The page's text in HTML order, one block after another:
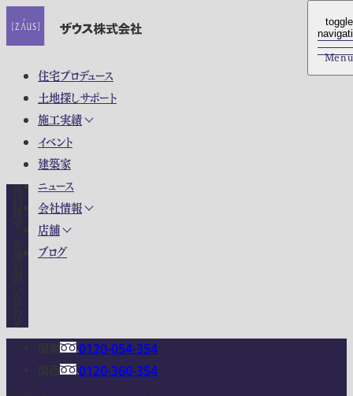
住宅プロデュース
土地探しサポート
施工実績
イベント
建築家
ニュース
会社情報
店舗
ブログ
toggle
Menu
toggle
Menu
0120-054-354
0120-360-354